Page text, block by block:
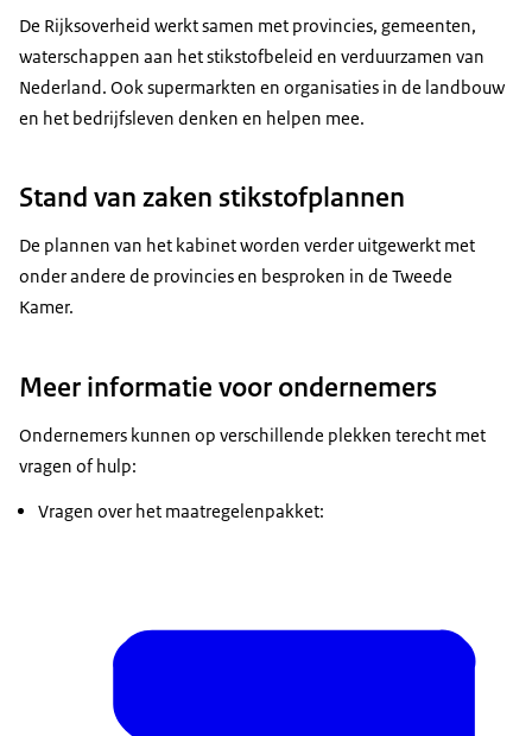
De Rijksoverheid werkt samen met provincies, gemeenten,
waterschappen aan het stikstofbeleid en verduurzamen van
Nederland. Ook supermarkten en organisaties in de landbouw
en het bedrijfsleven denken en helpen mee.
Stand van zaken stikstofplannen
De plannen van het kabinet worden verder uitgewerkt met
onder andere de provincies en besproken in de Tweede
Kamer.
Meer informatie voor ondernemers
Ondernemers kunnen op verschillende plekken terecht met
vragen of hulp:
Vragen over het maatregelenpakket: